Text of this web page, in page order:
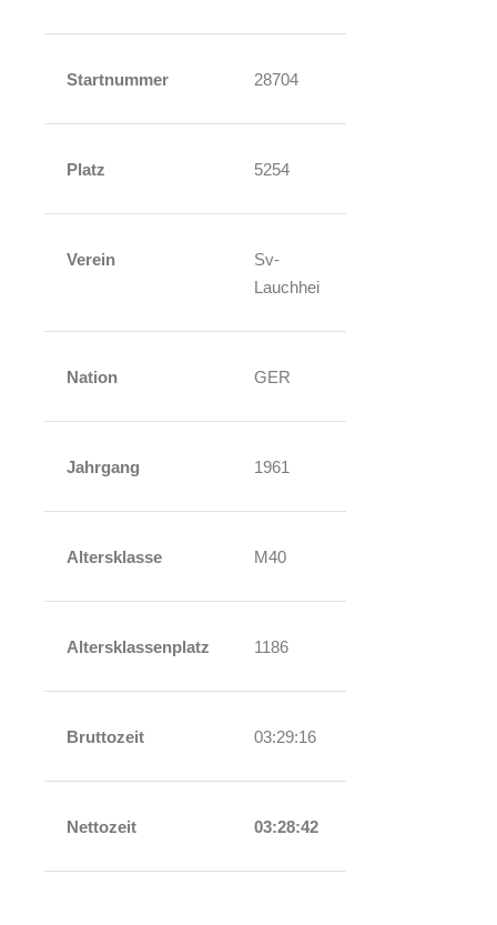
Startnummer 28704
Platz 5254
Verein
Sv-
Lauchhei
Nation GER
Jahrgang 1961
Altersklasse M40
Altersklassenplatz 1186
Bruttozeit 03:29:16
Nettozeit 03:28:42